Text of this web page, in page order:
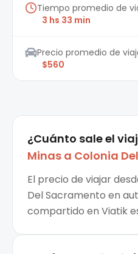
Tiempo promedio de
3 hs 33 min
Precio promedio de
$560
¿Cuánto sale el
Minas a Colonia
El precio de viajar
Del Sacramento en
compartido en Viatik